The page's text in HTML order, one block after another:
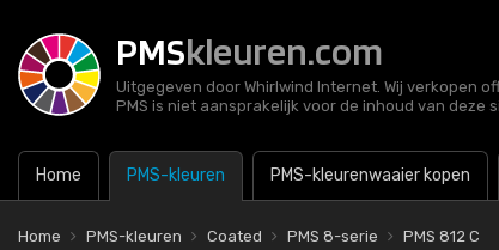
PMSkleuren.com
Uitgegeven door Whirlwind Internet. Wij verkopen
PMS is niet aansprakelijk voor de inhoud van deze
Home PMS-kleuren PMS-kleurenwaaier kopen
Home PMS-kleuren Coated PMS 8-serie PMS 812 C